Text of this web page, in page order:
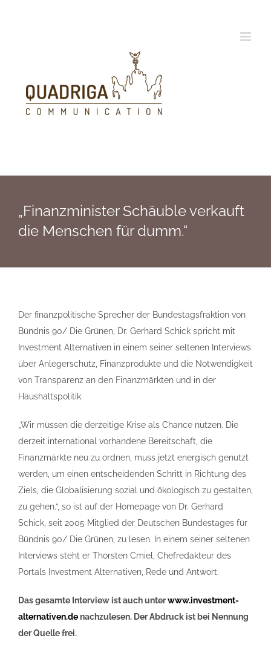
„Finanzminister Schäuble verkauft
die Menschen für dumm.“
Der finanzpolitische Sprecher der Bundestagsfraktion von
Bündnis 90/ Die Grünen, Dr. Gerhard Schick spricht mit
Investment Alternativen in einem seiner seltenen Interviews
über Anlegerschutz, Finanzprodukte und die Notwendigkeit
von Transparenz an den Finanzmärkten und in der
Haushaltspolitik.
„Wir müssen die derzeitige Krise als Chance nutzen. Die
derzeit international vorhandene Bereitschaft, die
Finanzmärkte neu zu ordnen, muss jetzt energisch genutzt
werden, um einen entscheidenden Schritt in Richtung des
Ziels, die Globalisierung sozial und ökologisch zu gestalten,
zu gehen.“, so ist auf der Homepage von Dr. Gerhard
Schick, seit 2005 Mitglied der Deutschen Bundestages für
Bündnis 90/ Die Grünen, zu lesen. In einem seiner seltenen
Interviews steht er Thorsten Cmiel, Chefredakteur des
Portals Investment Alternativen, Rede und Antwort.
Das gesamte Interview ist auch unterwww.investment-
alternativen.denachzulesen. Der Abdruck ist bei Nennung
der Quelle frei.